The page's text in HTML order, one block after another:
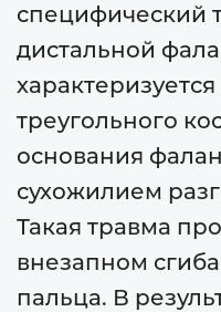
специфический
дистальной
треугольного
основания
сухожилием
Такая травма
внезапном
пальца. В